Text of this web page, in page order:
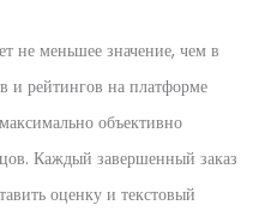
не меньшее значение, чем в
и рейтингов на платформе
объективно
Каждый завершенный заказ
оценку и текстовый